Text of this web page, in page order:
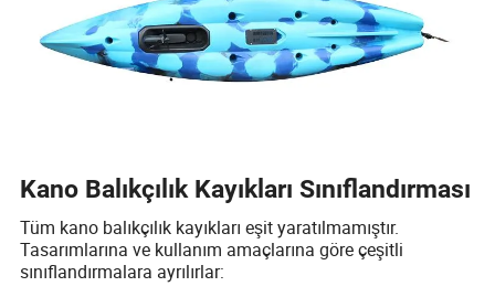
Kano Balıkçılık Kayıkları Sınıflandırması
Tüm kano balıkçılık kayıkları eşit yaratılmamıştır.
Tasarımlarına ve kullanım amaçlarına göre çeşitli
sınıflandırmalara ayrılırlar: